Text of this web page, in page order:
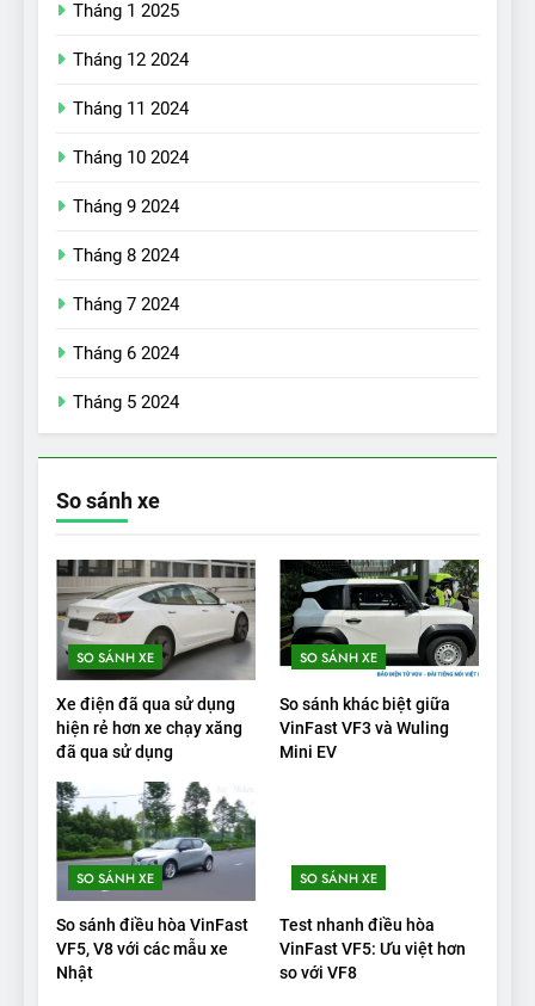
Tháng 1 2025
Tháng 12 2024
Tháng 11 2024
Tháng 10 2024
Tháng 9 2024
Tháng 8 2024
Tháng 7 2024
Tháng 6 2024
Tháng 5 2024
So sánh xe
SO SÁNH XE
Xe điện đã qua sử dụng
hiện rẻ hơn xe chạy xăng
đã qua sử dụng
SO SÁNH XE
So sánh khác biệt giữa
VinFast VF3 và Wuling
Mini EV
SO SÁNH XE
So sánh điều hòa VinFast
VF5, V8 với các mẫu xe
Nhật
SO SÁNH XE
Test nhanh điều hòa
VinFast VF5: Ưu việt hơn
so với VF8
chỉ có trên VinFast VF8
VinFast VF9 có gì để cạnh
tranh với các xe xăng cùng
tầm giá?
ĐÁNH GIÁ XE
20
Đánh giá: Người đam mê xe
điện Hyundai Ioniq 5 N 2025
1
Xe tốt nhất để mua năm
2025: Green Car Reports
nêu tên 5 người vào chung
kết – Mỹ
ĐÁNH GIÁ XE